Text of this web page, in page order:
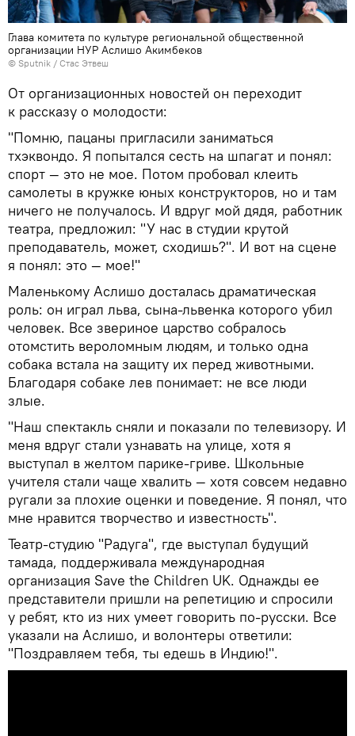
Глава комитета по культуре региональной общественной
организации НУР Аслишо Акимбеков
© Sputnik / Стас Этвеш
От организационных новостей он переходит
к рассказу о молодости:
"Помню, пацаны пригласили заниматься
тхэквондо. Я попытался сесть на шпагат и понял:
спорт — это не мое. Потом пробовал клеить
самолеты в кружке юных конструкторов, но и там
ничего не получалось. И вдруг мой дядя, работник
театра, предложил: "У нас в студии крутой
преподаватель, может, сходишь?". И вот на сцене
я понял: это — мое!"
Маленькому Аслишо досталась драматическая
роль: он играл льва, сына-львенка которого убил
человек. Все звериное царство собралось
отомстить вероломным людям, и только одна
собака встала на защиту их перед животными.
Благодаря собаке лев понимает: не все люди
злые.
"Наш спектакль сняли и показали по телевизору. И
меня вдруг стали узнавать на улице, хотя я
выступал в желтом парике-гриве. Школьные
учителя стали чаще хвалить — хотя совсем недавно
ругали за плохие оценки и поведение. Я понял, что
мне нравится творчество и известность".
Театр-студию "Радуга", где выступал будущий
тамада, поддерживала международная
организация Save the Children UK. Однажды ее
представители пришли на репетицию и спросили
у ребят, кто из них умеет говорить по-русски. Все
указали на Аслишо, и волонтеры ответили:
"Поздравляем тебя, ты едешь в Индию!".